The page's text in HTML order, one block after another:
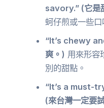
savory.” (它是
蚵仔煎或一些口
“It’s chewy
爽。) 用來形容
別的甜點。
“It’s a must-
(來台灣一定要